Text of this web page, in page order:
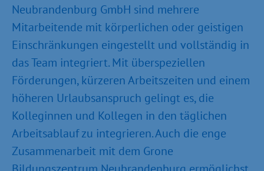
Neubrandenburg GmbH sind mehrere
Mitarbeitende mit körperlichen oder geistigen
Einschränkungen eingestellt und vollständig in
das Team integriert. Mit überspeziellen
Förderungen, kürzeren Arbeitszeiten und einem
höheren Urlaubsanspruch gelingt es, die
Kolleginnen und Kollegen in den täglichen
Arbeitsablauf zu integrieren. Auch die enge
Zusammenarbeit mit dem Grone